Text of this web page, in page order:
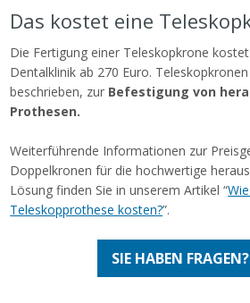
Das kostet eine
Die Fertigung einer Teleskopkrone
Dentalklinik ab 270 Euro.
beschrieben, zur Befestigung von
Prothesen.
Weiterführende Informationen zur
Doppelkronen für die hochwertige
Lösung finden Sie in unserem Artikel “
Teleskopprothese kosten?”.
SIE HABEN FRAGEN?